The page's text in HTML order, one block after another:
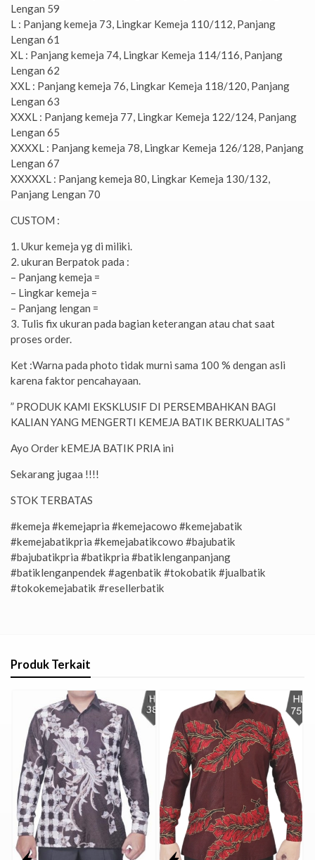
Lengan 59
L : Panjang kemeja 73, Lingkar Kemeja 110/112, Panjang
Lengan 61
XL : Panjang kemeja 74, Lingkar Kemeja 114/116, Panjang
Lengan 62
XXL : Panjang kemeja 76, Lingkar Kemeja 118/120, Panjang
Lengan 63
XXXL : Panjang kemeja 77, Lingkar Kemeja 122/124, Panjang
Lengan 65
XXXXL : Panjang kemeja 78, Lingkar Kemeja 126/128, Panjang
Lengan 67
XXXXXL : Panjang kemeja 80, Lingkar Kemeja 130/132,
Panjang Lengan 70
CUSTOM :
1. Ukur kemeja yg di miliki.
2. ukuran Berpatok pada :
– Panjang kemeja =
– Lingkar kemeja =
– Panjang lengan =
3. Tulis fix ukuran pada bagian keterangan atau chat saat
proses order.
Ket :Warna pada photo tidak murni sama 100 % dengan asli
karena faktor pencahayaan.
” PRODUK KAMI EKSKLUSIF DI PERSEMBAHKAN BAGI
KALIAN YANG MENGERTI KEMEJA BATIK BERKUALITAS ”
Ayo Order kEMEJA BATIK PRIA ini
Sekarang jugaa !!!!
STOK TERBATAS
#kemeja #kemejapria #kemejacowo #kemejabatik
#kemejabatikpria #kemejabatikcowo #bajubatik
#bajubatikpria #batikpria #batiklenganpanjang
#batiklenganpendek #agenbatik #tokobatik #jualbatik
#tokokemejabatik #resellerbatik
Produk Terkait